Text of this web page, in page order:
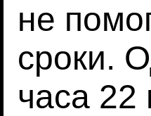
не
сроки.
часа 22